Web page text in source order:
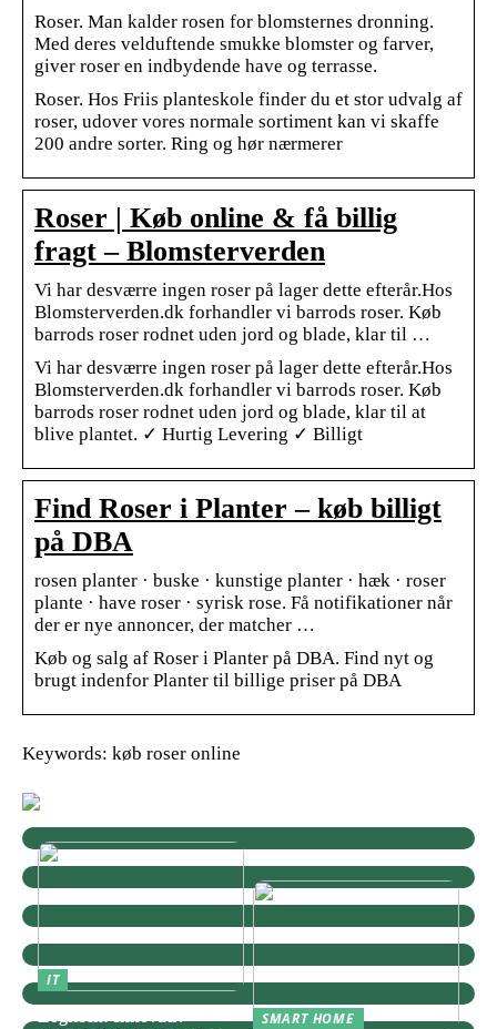
Roser. Man kalder rosen for blomsternes dronning.
Med deres velduftende smukke blomster og farver,
giver roser en indbydende have og terrasse.
Roser. Hos Friis planteskole finder du et stor udvalg af
roser, udover vores normale sortiment kan vi skaffe
200 andre sorter. Ring og hør nærmerer
Roser | Køb online & få billig
fragt – Blomsterverden
Vi har desværre ingen roser på lager dette efterår.Hos
Blomsterverden.dk forhandler vi barrods roser. Køb
barrods roser rodnet uden jord og blade, klar til …
Vi har desværre ingen roser på lager dette efterår.Hos
Blomsterverden.dk forhandler vi barrods roser. Køb
barrods roser rodnet uden jord og blade, klar til at
blive plantet. ✓ Hurtig Levering ✓ Billigt
Find Roser i Planter – køb billigt
på DBA
rosen planter · buske · kunstige planter · hæk · roser
plante · have roser · syrisk rose. Få notifikationer når
der er nye annoncer, der matcher …
Køb og salg af Roser i Planter på DBA. Find nyt og
brugt indenfor Planter til billige priser på DBA
Keywords: køb roser online
IT
SMART HOME